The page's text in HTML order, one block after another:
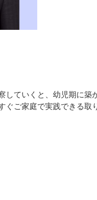
していくと、幼児期に築
ぐご家庭で実践できる取